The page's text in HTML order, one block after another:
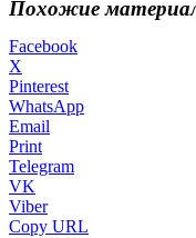
Похожие
Facebook
X
Pinterest
WhatsApp
Email
Print
Telegram
VK
Viber
Copy URL